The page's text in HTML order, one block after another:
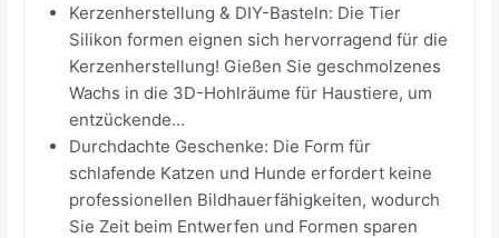
Kerzenherstellung & DIY-Basteln: Die Tier
Silikon formen eignen sich hervorragend für die
Kerzenherstellung! Gießen Sie geschmolzenes
Wachs in die 3D-Hohlräume für Haustiere, um
entzückende...
Durchdachte Geschenke: Die Form für
schlafende Katzen und Hunde erfordert keine
professionellen Bildhauerfähigkeiten, wodurch
Sie Zeit beim Entwerfen und Formen sparen